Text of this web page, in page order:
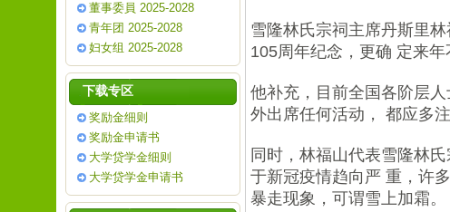
董事委員 2025-2028
青年团 2025-2028
妇女组 2025-2028
下载专区
奖励金细则
奖励金申请书
大学贷学金细则
大学贷学金申请书
雪隆林氏宗祠主席丹斯里
105周年纪念，更确 定来年
他补充，目前全国各阶层
外出席任何活动， 都应多
同时，林福山代表雪隆林
于新冠疫情趋向严 重，许
暴走现象，可谓雪上加霜。